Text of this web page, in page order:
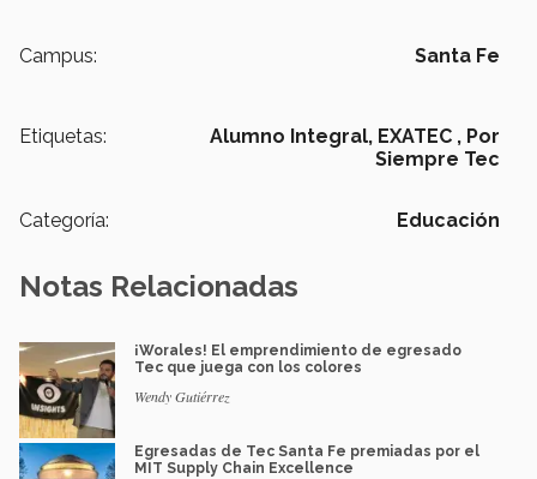
Campus: Santa Fe
Etiquetas: Alumno Integral, EXATEC , Por
Siempre Tec
Categoría: Educación
Notas Relacionadas
¡Worales! El emprendimiento de egresado
Tec que juega con los colores
Wendy Gutiérrez
Egresadas de Tec Santa Fe premiadas por el
MIT Supply Chain Excellence